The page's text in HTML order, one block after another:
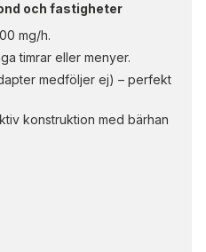
och fastigheter
mg/h.
timrar eller menyer.
medföljer ej) – perfekt
konstruktion med bärhan